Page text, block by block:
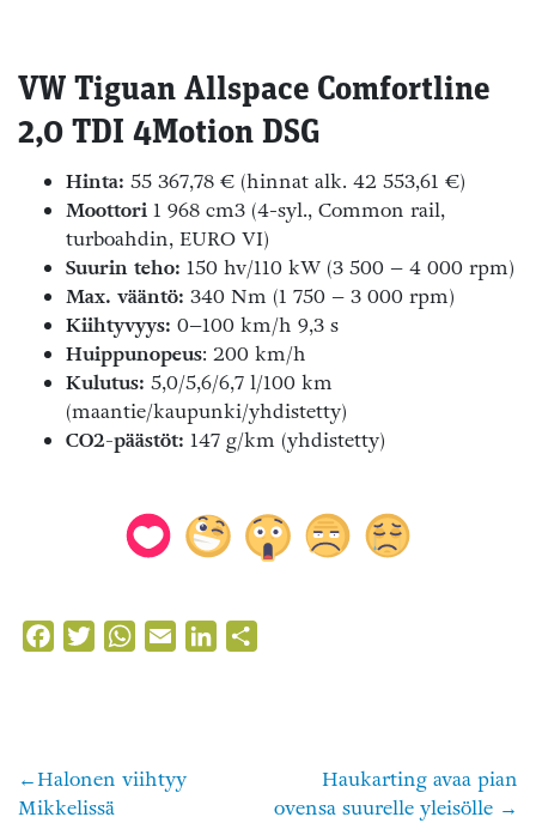
VW Tiguan Allspace Comfortline
2,0 TDI 4Motion DSG
Hinta: 55 367,78 € (hinnat alk. 42 553,61 €)
Moottori 1 968 cm3 (4-syl., Common rail,
turboahdin, EURO VI)
Suurin teho: 150 hv/110 kW (3 500 – 4 000 rpm)
Max. vääntö: 340 Nm (1 750 – 3 000 rpm)
Kiihtyvyys: 0–100 km/h 9,3 s
Huippunopeus: 200 km/h
Kulutus: 5,0/5,6/6,7 l/100 km
(maantie/kaupunki/yhdistetty)
CO2-päästöt: 147 g/km (yhdistetty)
FacebookTwitterWhatsApp
Email LinkedIn
Artikkelien
Halonen viihtyy
Mikkelissä
Haukarting avaa pian
ovensa suurelle yleisölle